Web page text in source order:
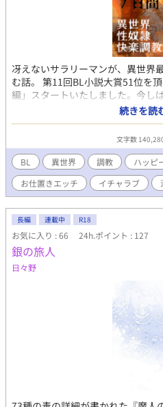
和穂（主人公） 【身長】165cm
日（いて座） 【血液型】Ａ型 【
中性的で整った童顔の美
な筋肉質 【性格】真面目で、
構激しい でも、周りは
いろ気にするタイプ。 陽介と
冷静に見えて天然。 ☆岬陽介
63kg 【誕生日】8月31日（おとめ
水泳部 【容姿】明るめの茶
立ちのイケメン。 褐色肌。
質 【性格】典型的陽キャ。
裏表のない性格で、バカ正直
生きてる 恋愛にだけはむち
〜〜〜〜〜〜〜 ※特殊設定（ふん
含みますのでご注意ください！ ～
筆済みですので、最後までお楽し
冴えないサラリーマンが、異世界
む話。 第11回BL小説大賞51位を
編」スタートいたしました。今し
せ。（本編シナリオは完結済みで
にいじめられながら、毎日終電ま
気弱な会社員・真治32歳。とあ
ームから回送電車に飛び込んだ真
された堕落と退廃の街、ソドムへ
配し、全ての人間は魔族に管理さ
街で偶然にも真治を拾ったのは、
ザラキアだった。 異世界からの
る真治は、最高位性奴隷調教師の
れ、ソドム最高の『最高級愛玩奴
されることになる。 7日間で性感
奴隷（セクシズ）として生まれ変
リーマンは、果たしてこの退廃し
ャラブ含むハピエン。（ラストに
【キャラ設定】 ●シンジ 165/56/
スから外れ、童顔と気弱な性格か
陰口を叩かれている。押し付けら
労働に明け暮れ、思い余って回送
続きを読
文字数
BL 異世界 調教 ハッピ
お仕置きエッチ
イチャラブ
長編 連載中 R18
お気に入り : 66 24h.ポイント : 127
銀の旅人
日々野